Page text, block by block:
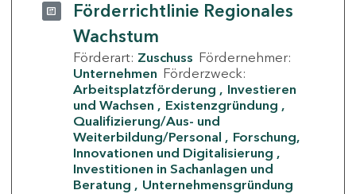
Förderrichtlinie Regionales
Wachstum
Förderart: Zuschuss Fördernehmer:
Unternehmen Förderzweck:
Arbeitsplatzförderung
Investieren
und Wachsen
Existenzgründung
Qualifizierung/Aus- und
Weiterbildung/Personal
Forschung,
Innovationen und Digitalisierung
Investitionen in Sachanlagen und
Beratung
Unternehmensgründung